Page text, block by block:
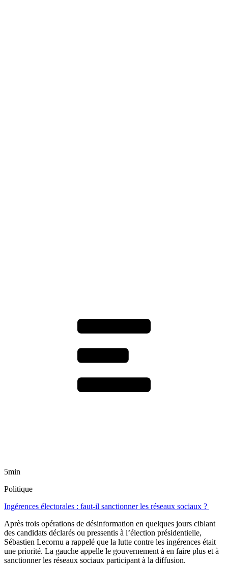
5min
Politique
Ingérences électorales : faut-il sanctionner les réseaux sociaux ?
Après trois opérations de désinformation en quelques jours ciblant
des candidats déclarés ou pressentis à l’élection présidentielle,
Sébastien Lecornu a rappelé que la lutte contre les ingérences était
une priorité. La gauche appelle le gouvernement à en faire plus et à
sanctionner les réseaux sociaux participant à la diffusion.